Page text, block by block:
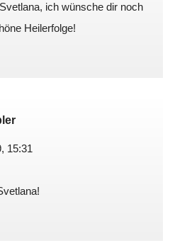
ich wünsche dir noch
Heilerfolge!
15:31